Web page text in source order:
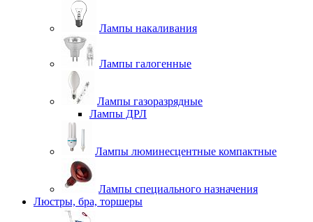
Лампы накаливания
Лампы галогенные
Лампы газоразрядные
Лампы ДРЛ
Лампы люминесцентные компактные
Лампы специального назначения
Люстры, бра, торшеры